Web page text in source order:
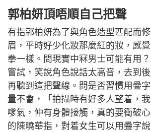
郭柏妍頂唔順自己把聲
有指郭柏妍為了與角色造型匹配而
眉，平時好少化妝那麼紅的妝，感
拳一樣。問現實中冧男士可能有用
嘗試，笑說角色說話太高音，去到
再聽到這把聲線。問是否習慣用疊
量不會，「拍攝時有好多人望着，
嗲氣，仲有身體接觸，真的要衝破
的陳曉華指，對着女生可以用疊字